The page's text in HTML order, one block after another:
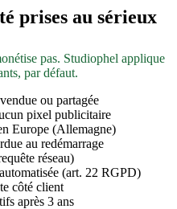
prises au sérieux
pas. Studiophel applique
par défaut.
ou partagée
pixel publicitaire
Europe (Allemagne)
au redémarrage
réseau)
(art. 22 RGPD)
côté client
après 3 ans